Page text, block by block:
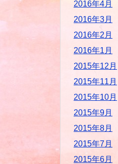
2016年4月
2016年3月
2016年2月
2016年1月
2015年12月
2015年11月
2015年10月
2015年9月
2015年8月
2015年7月
2015年6月